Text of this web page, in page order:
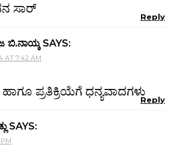
ಸಾರ್
Reply
ಬಿ.ನಾಯ್ಕ SAYS:
AT 7:42 AM
ಪ್ರತಿಕ್ರಿಯೆಗೆ ಧನ್ಯವಾದಗಳು
Reply
SAYS: